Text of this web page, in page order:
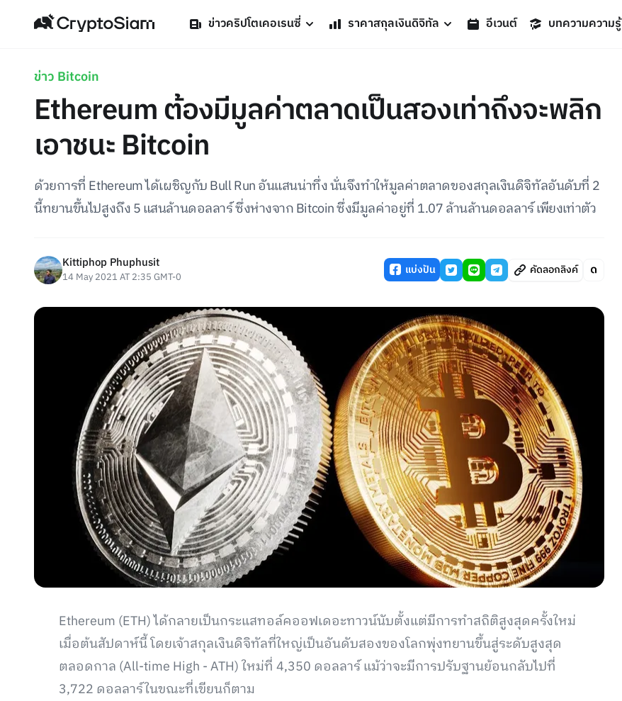
ข่าวคริปโตเคอเรนซี่ ราคาสกุลเงินดิจิทัล อีเวนต์ บทความความรู้
ข่าว Bitcoin
Ethereum ต้องมีมูลค่าตลาดเป็นสองเท่าถึงจะพลิก
เอาชนะ Bitcoin
ด้วยการที่ Ethereum ได้เผชิญกับ Bull Run อันแสนน่าทึ่ง นั่นจึงทำให้มูลค่าตลาดของสกุลเงินดิจิทัลอันดับที่ 2
นี้ทยานขึ้นไปสูงถึง 5 แสนล้านดอลลาร์ ซึ่งห่างจาก Bitcoin ซึ่งมีมูลค่าอยู่ที่ 1.07 ล้านล้านดอลลาร์ เพียงเท่าตัว
Kittiphop Phuphusit
14 May 2021 AT 2:35 GMT-0 แบ่งปัน คัดลอกลิงค์
Ethereum (ETH) ได้กลายเป็นกระแสทอล์คออฟเดอะทาวน์นับตั้งแต่มีการทำสถิติสูงสุดครั้งใหม่
เมื่อต้นสัปดาห์นี้ โดยเจ้าสกุลเงินดิจิทัลที่ใหญ่เป็นอันดับสองของโลกพุ่งทยานขึ้นสู่ระดับสูงสุด
ตลอดกาล (All-time High - ATH) ใหม่ที่ 4,350 ดอลลาร์ แม้ว่าจะมีการปรับฐานย้อนกลับไปที่
3,722 ดอลลาร์ในขณะที่เขียนก็ตาม